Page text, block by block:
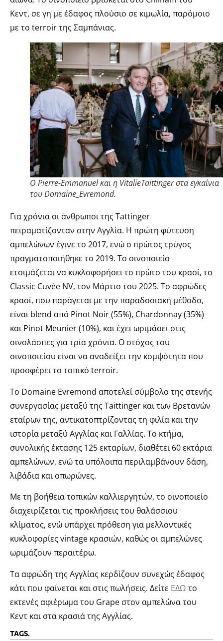
Κεντ, σε γη με έδαφος πλούσιο σε κιμωλία, παρόμοιο
με το terroir της Σαμπάνιας.
O Pierre-Emmanuel και η VitalieTaittinger στα εγκαίνια
του Domaine_Evremond.
Για χρόνια οι άνθρωποι της Tattinger
πειραματίζονταν στην Αγγλία. Η πρώτη φύτευση
αμπελώνων έγινε το 2017, ενώ ο πρώτος τρύγος
πραγματοποιήθηκε το 2019. Το οινοποιείο
ετοιμάζεται να κυκλοφορήσει το πρώτο του κρασί, το
Classic Cuvée NV, τον Μάρτιο του 2025. Το αφρώδες
κρασί, που παράγεται με την παραδοσιακή μέθοδο,
είναι blend από Pinot Noir (55%), Chardonnay (35%)
και Pinot Meunier (10%), και έχει ωριμάσει στις
οινολάσπες για τρία χρόνια. Ο στόχος του
οινοποιείου είναι να αναδείξει την κομψότητα που
προσφέρει το τοπικό terroir.
Το Domaine Evremond αποτελεί σύμβολο της στενής
συνεργασίας μεταξύ της Taittinger και των Βρετανών
εταίρων της, αντικατοπτρίζοντας τη φιλία και την
ιστορία μεταξύ Αγγλίας και Γαλλίας. Το κτήμα,
συνολικής έκτασης 125 εκταρίων, διαθέτει 60 εκτάρια
αμπελώνων, ενώ τα υπόλοιπα περιλαμβάνουν δάση,
λιβάδια και οπωρώνες.
Με τη βοήθεια τοπικών καλλιεργητών, το οινοποιείο
διαχειρίζεται τις προκλήσεις του θαλάσσιου
κλίματος, ενώ υπάρχει πρόθεση για μελλοντικές
κυκλοφορίες vintage κρασιών, καθώς οι αμπελώνες
ωριμάζουν περαιτέρω.
Τα αφρώδη της Αγγλίας κερδίζουν συνεχώς έδαφος
κάτι που φαίνεται και στις πωλήσεις. Δείτε ΕΔΩ το
εκτενές αφιέρωμα του Grape στον αμπελώνα του
Κεντ και στα κρασιά της Αγγλίας.
TAGS.